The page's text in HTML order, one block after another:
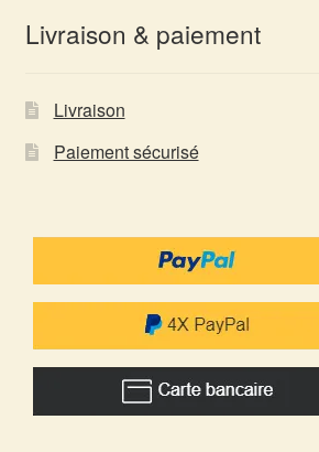
Livraison & paiement
Livraison
Paiement sécurisé